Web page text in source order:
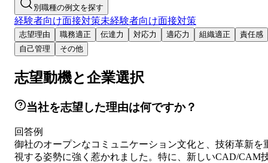
別職種の例文を探す
経験者向け面接対策未経験者向け面接対策
志望理由 職務適正 伝達力 対応力 適応力 組織適正
責任感
自己管理
その他
志望動機と企業選択
当社を志望した理由は何ですか？
回答例
御社のオープンなコミュニケーション文化と、技術革新を
視する姿勢に強く惹かれました。特に、新しいCAD/CAM